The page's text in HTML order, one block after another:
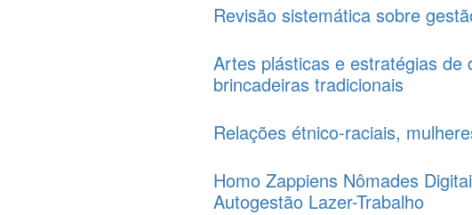
Revisão sistemática sobre
Artes plásticas e estratégias de
brincadeiras tradicionais
Relações étnico-raciais,
Homo Zappiens Nômades
Autogestão Lazer-Trabalho